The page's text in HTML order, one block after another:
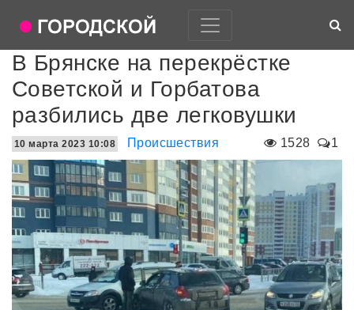
В Брянске на перекрёстке
Советской и Горбатова
разбились две легковушки
1528 1
10 марта 2023 10:08 Происшествия